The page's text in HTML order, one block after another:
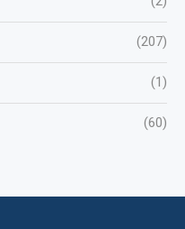
(207)
(1)
(60)